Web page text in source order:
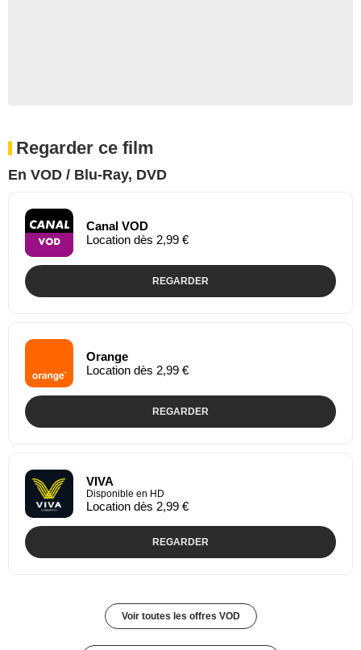
Regarder ce film
En VOD / Blu-Ray, DVD
Canal VOD
Location dès 2,99 €
REGARDER
Orange
Location dès 2,99 €
REGARDER
VIVA
Disponible en HD
Location dès 2,99 €
REGARDER
Voir toutes les offres VOD